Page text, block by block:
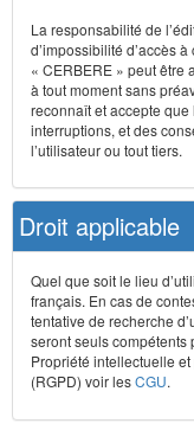
La responsabilité de
d’impossibilité d’accès
« CERBERE » peut être
à tout moment sans
reconnaît et accepte
interruptions, et des
l’utilisateur ou tout tiers.
Droit applicable
Quel que soit le lieu
français. En cas de
tentative de recherche
seront seuls compétents
Propriété intellectuelle
(RGPD) voir lesCGU.